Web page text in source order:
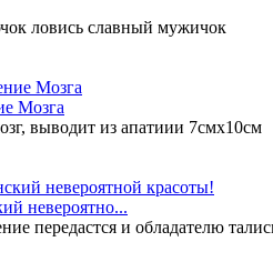
ловись славный мужичок
Мозга
выводит из апатиии 7смх10см
невероятно...
передастся и обладателю